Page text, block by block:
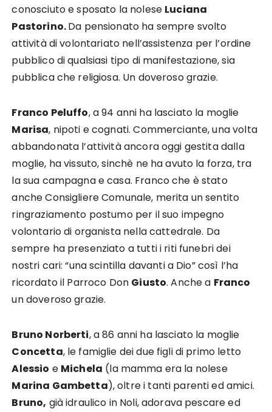
conosciuto e sposato la nolese Luciana
Pastorino.Da pensionato ha sempre svolto
attività di volontariato nell’assistenza per l’ordine
pubblico di qualsiasi tipo di manifestazione, sia
pubblica che religiosa. Un doveroso grazie.
Franco Peluffo, a 94 anni ha lasciato la moglie
Marisa, nipoti e cognati. Commerciante, una volta
abbandonata l’attività ancora oggi gestita dalla
moglie, ha vissuto, sinchè ne ha avuto la forza, tra
la sua campagna e casa. Franco che è stato
anche Consigliere Comunale, merita un sentito
ringraziamento postumo per il suo impegno
volontario di organista nella cattedrale. Da
sempre ha presenziato a tutti i riti funebri dei
nostri cari: “una scintilla davanti a Dio” così l’ha
ricordato il Parroco Don Giusto. Anche a Franco
un doveroso grazie.
Bruno Norberti, a 86 anni ha lasciato la moglie
Concetta, le famiglie dei due figli di primo letto
Alessio e Michela (la mamma era la nolese
Marina Gambetta), oltre i tanti parenti ed amici.
Bruno, già idraulico in Noli, adorava pescare ed